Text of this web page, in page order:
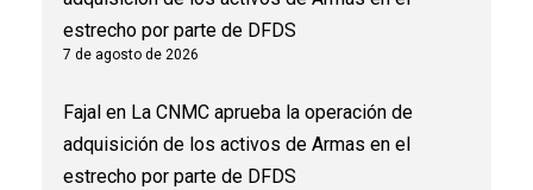
estrecho por parte de DFDS
7 de agosto de 2026
Fajal en La CNMC aprueba la operación de
adquisición de los activos de Armas en el
estrecho por parte de DFDS